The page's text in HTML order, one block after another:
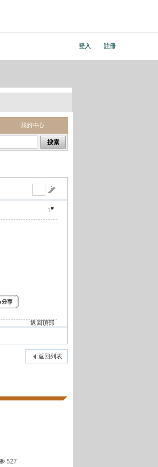
登入 註冊
我的中心
搜索
1#
返回頂部
返回列表
527